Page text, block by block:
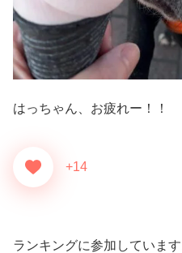
はっちゃん、お疲れー！！
+14
ランキングに参加していま